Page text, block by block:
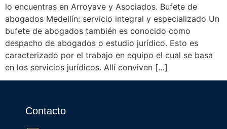
lo encuentras en Arroyave y Asociados. Bufete de
abogados Medellín: servicio integral y especializado Un
bufete de abogados también es conocido como
despacho de abogados o estudio jurídico. Esto es
caracterizado por el trabajo en equipo el cual se basa
en los servicios jurídicos. Allí conviven […]
Contacto